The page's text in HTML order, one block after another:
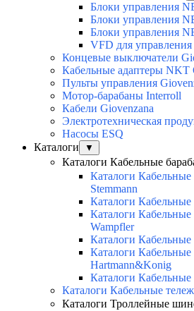
Блоки управления
Блоки управления
Блоки управления
VFD для
Концевые выключатели
Кабельные адаптеры NKT
Пульты управления
Мотор-барабаны Interroll
Кабели Giovenzana
Электротехническая
Насосы ESQ
Каталоги
▼
Каталоги Кабельные
Каталоги
Stemmann
Каталоги
Каталоги
Wampfler
Каталоги
Каталоги Кабельные
Hartmann&Konig
Каталоги Кабельные
Каталоги Кабельные
Каталоги Троллейные